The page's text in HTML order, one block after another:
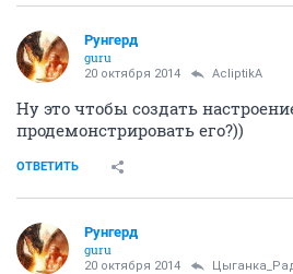
Рунгерд
guru
20 октября 2014 AcliptikA
Ну это чтобы создать
продемонстрировать его?))
ОТВЕТИТЬ
Рунгерд
guru
20 октября 2014